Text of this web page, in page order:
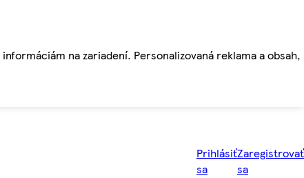
na zariadení. Personalizovaná reklama a obsah,
Prihlásiť
sa
Zaregistrovať
sa